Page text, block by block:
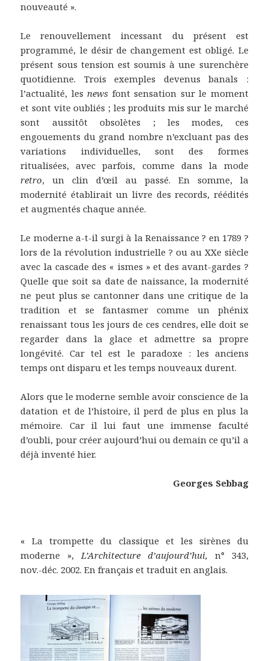
nouveauté ».
Le renouvellement incessant du présent est
programmé, le désir de changement est obligé. Le
présent sous tension est soumis à une surenchère
quotidienne. Trois exemples devenus banals :
l’actualité, lesnews font sensation sur le moment
et sont vite oubliés ; les produits mis sur le marché
sont aussitôt obsolètes ; les modes, ces
engouements du grand nombre n’excluant pas des
variations individuelles, sont des formes
ritualisées, avec parfois, comme dans la mode
retro, un clin d’œil au passé. En somme, la
modernité établirait un livre des records, réédités
et augmentés chaque année.
Le moderne a-t-il surgi à la Renaissance ? en 1789 ?
lors de la révolution industrielle ? ou au XXe siècle
avec la cascade des « ismes » et des avant-gardes ?
Quelle que soit sa date de naissance, la modernité
ne peut plus se cantonner dans une critique de la
tradition et se fantasmer comme un phénix
renaissant tous les jours de ces cendres, elle doit se
regarder dans la glace et admettre sa propre
longévité. Car tel est le paradoxe : les anciens
temps ont disparu et les temps nouveaux durent.
Alors que le moderne semble avoir conscience de la
datation et de l’histoire, il perd de plus en plus la
mémoire. Car il lui faut une immense faculté
d’oubli, pour créer aujourd’hui ou demain ce qu’il a
déjà inventé hier.
Georges Sebbag
« La trompette du classique et les sirènes du
moderne »,L’Architecture d’aujourd’hui, n° 343,
nov.-déc. 2002. En français et traduit en anglais.